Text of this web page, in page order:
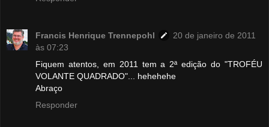
Francis Henrique Trennepohl
20 de janeiro de 2011
às 07:23
Fiquem atentos, em 2011 tem a 2ª edição do "TROFÉU
VOLANTE QUADRADO"... hehehehe
Abraço
Responder